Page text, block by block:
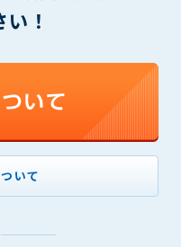
！
いて
ダウンロードした情報
売し、または転売のため
に該当する、またはその
除できるものとします。